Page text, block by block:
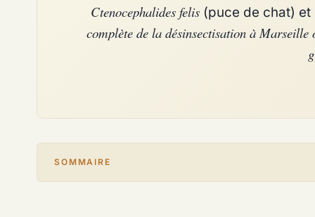
Ctenocephalides felis(puce de chat) et
complète de la désinsectisation à
SOMMAIRE